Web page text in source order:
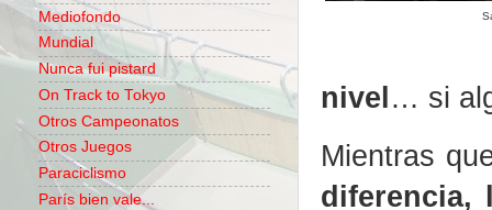
nivel… si
Mientras
diferencia,
Mediofondo
Mundial
Nunca fui pistard
On Track to Tokyo
Otros Campeonatos
Otros Juegos
Paraciclismo
París bien vale...